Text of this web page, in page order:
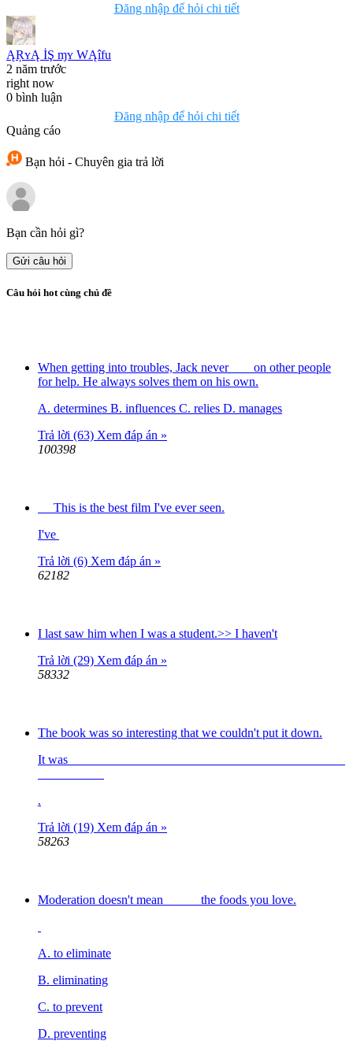
Đăng nhập để hỏi chi tiết
ĄŖʏĄ İŞ ɱʏ WĄîfu
2 năm trước
right now
0 bình luận
Đăng nhập để hỏi chi tiết
Quảng cáo
Bạn hỏi - Chuyên gia trả lời
Bạn cần hỏi gì?
Gửi câu hỏi
Câu hỏi hot cùng chủ đề
When getting into troubles, Jack never ___ on other people
for help. He always solves them on his own.
A. determines B. influences C. relies D. manages
Trả lời (63) Xem đáp án »
100398
This is the best film I've ever seen.
I've
Trả lời (6) Xem đáp án »
62182
I last saw him when I was a student.>> I haven't
Trả lời (29) Xem đáp án »
58332
The book was so interesting that we couldn't put it down.
It was
.
Trả lời (19) Xem đáp án »
58263
Moderation doesn't mean _____ the foods you love.
A. to eliminate
B. eliminating
C. to prevent
D. preventing